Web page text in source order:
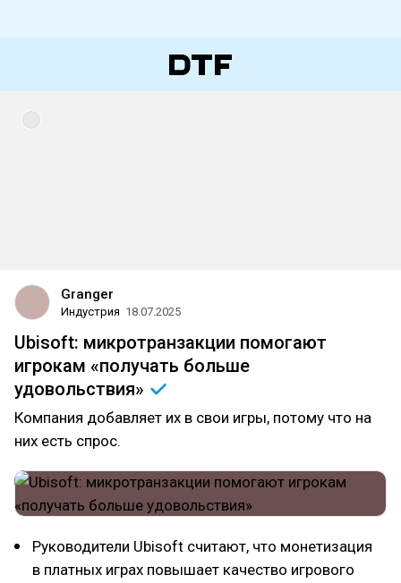
Granger
Индустрия 18.07.2025
Ubisoft: микротранзакции помогают
игрокам «получать больше
удовольствия»
Компания добавляет их в свои игры, потому что на
них есть спрос.
Руководители Ubisoft считают, что монетизация
в платных играх повышает качество игрового